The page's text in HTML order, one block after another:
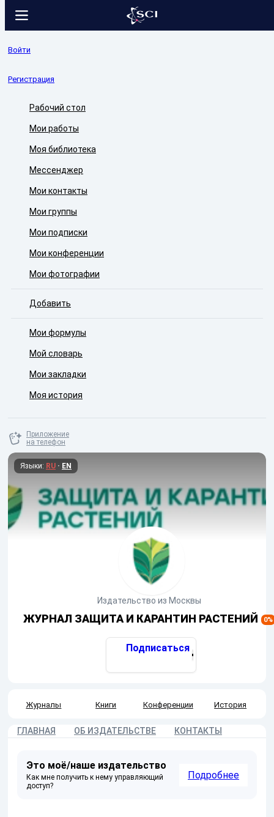
Войти
Регистрация
Рабочий стол
Мои работы
Моя библиотека
Мессенджер
Мои контакты
Мои группы
Мои подписки
Мои конференции
Мои фотографии
Добавить
Мои формулы
Мой словарь
Мои закладки
Моя история
Приложение
на телефон
Языки: RU · EN
Издательство из Москвы
ЖУРНАЛ ЗАЩИТА И КАРАНТИН РАСТЕНИЙ 0%
Подписаться
Журналы Книги Конференции История
ГЛАВНАЯ ОБ ИЗДАТЕЛЬСТВЕ КОНТАКТЫ
Это моё/наше издательство
Как мне получить к нему управляющий
доступ?
Подробнее